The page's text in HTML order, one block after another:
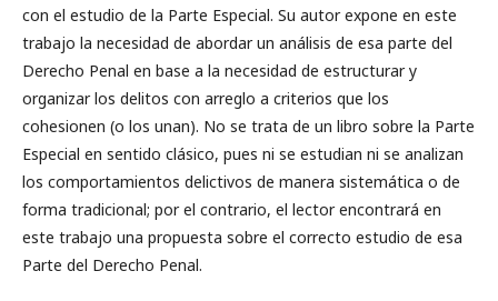
con el estudio de la Parte Especial. Su autor expone en este
trabajo la necesidad de abordar un análisis de esa parte del
Derecho Penal en base a la necesidad de estructurar y
organizar los delitos con arreglo a criterios que los
cohesionen (o los unan). No se trata de un libro sobre la Parte
Especial en sentido clásico, pues ni se estudian ni se analizan
los comportamientos delictivos de manera sistemática o de
forma tradicional; por el contrario, el lector encontrará en
este trabajo una propuesta sobre el correcto estudio de esa
Parte del Derecho Penal.